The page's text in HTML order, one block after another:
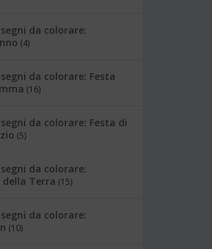
da colorare:
(4)
da colorare: Festa
(16)
da colorare: Festa di
(5)
da colorare:
Terra (15)
da colorare:
(10)